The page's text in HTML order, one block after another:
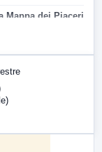
Mappa dei Piaceri